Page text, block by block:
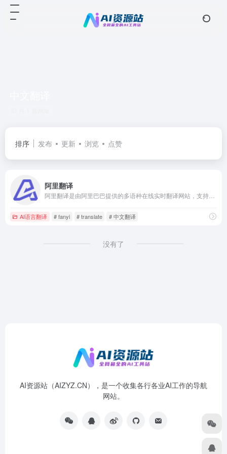
排序 发布 更新 浏览 点赞
阿里翻译
AI语言翻译 # fanyi # translate # 中文翻译
没有了
AI资源站（AIZYZ.CN），是一个收集各行各业AI工作的导航
网站。